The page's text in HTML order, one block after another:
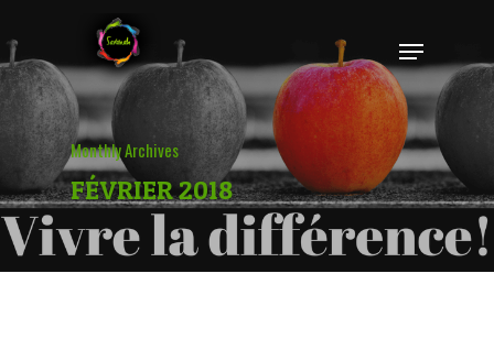
Hit enter to search or ESC to close
Monthly Archives
FÉVRIER 2018